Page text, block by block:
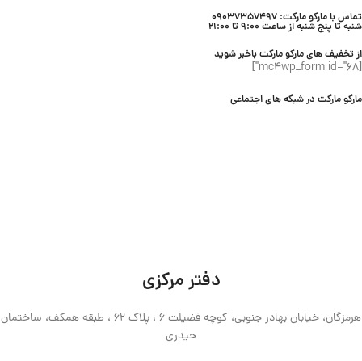
تماس با مارکو مارکت: 09037357497
شنبه تا پنج شنبه از ساعت 9:00 تا 21:00
از تخفیف های مارکو مارکت باخبر شوید
[mc4wp_form id="68"]
مارکو مارکت در شبکه های اجتماعی
دفتر مرکزی
هرمزگان، خیابان بهادر جنوبی، کوچه فضیلت 6 ، پلاک 62 ، طبقه همکف، ساختمان
حیدری